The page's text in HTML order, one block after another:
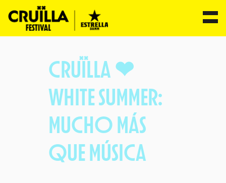
CRUÏLLA ❤
WHITE SUMMER:
MUCHO MÁS
QUE MÚSICA